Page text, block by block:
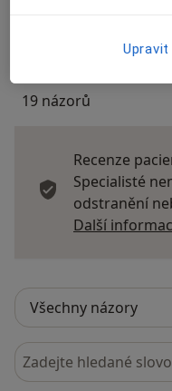
19 názorů
Recenze
Specialisté
odstranění
Další
Hledejte v názorech